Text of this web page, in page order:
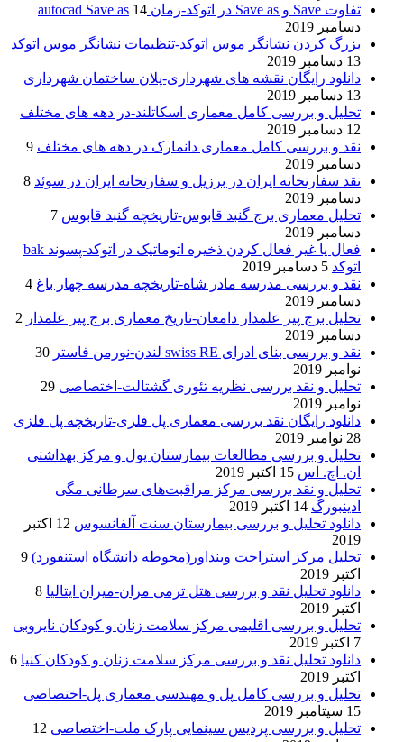
تفاوت Save و Save as در اتوکد-زمان autocad Save as
14
دسامبر 2019
بزرگ کردن نشانگر موس اتوکد-تنظیمات نشانگر موس اتوکد
13 دسامبر 2019
دانلود رایگان نقشه های شهرداری-پلان ساختمان شهرداری
13 دسامبر 2019
تحلیل و بررسی کامل معماری اسکاتلند-در دهه های مختلف
12 دسامبر 2019
نقد و بررسی کامل معماری دانمارک در دهه های مختلف 9
دسامبر 2019
نقد سفارتخانه ایران در برزیل و سفارتخانه ایران در سوئد 8
دسامبر 2019
تحلیل معماری برج گنبد قابوس-تاریخچه گنبد قابوس 7
دسامبر 2019
فعال یا غیر فعال کردن ذخیره اتوماتیک در اتوکد-پسوند bak
اتوکد 5 دسامبر 2019
نقد و بررسی مدرسه مادر شاه-تاریخچه مدرسه چهار باغ 4
دسامبر 2019
تحلیل برج پیر علمدار دامغان-تاریخ معماری برج پیر علمدار 2
دسامبر 2019
نقد و بررسی بنای ادرای swiss RE لندن-نورمن فاستر
30
نوامبر 2019
تحلیل و نقد بررسی نظریه تئوری گشتالت-اختصاصی 29
نوامبر 2019
دانلود رایگان نقد بررسی معماری پل فلزی-تاریخچه پل فلزی
28 نوامبر 2019
تحلیل و بررسی مطالعات بیمارستان پول و مرکز بهداشتی
ان. اچ. اس 15 اکتبر 2019
تحلیل و نقد بررسی مرکز مراقبت‌های سرطانی مگی
ادینبورگ 14 اکتبر 2019
دانلود تحلیل و بررسی بیمارستان سنت آلفانسوس
12 اکتبر
2019
تحلیل مرکز استراحت وینداور(محوطه دانشگاه استنفورد) 9
اکتبر 2019
دانلود تحلیل نقد و بررسی هتل ترمی مران-میران ایتالیا 8
اکتبر 2019
تحلیل و بررسی اقلیمی مرکز سلامت زنان و کودکان نایروبی
7 اکتبر 2019
دانلود تحلیل نقد و بررسی مرکز سلامت زنان و کودکان کنیا 6
اکتبر 2019
تحلیل و بررسی کامل پل و مهندسی معماری پل-اختصاصی
15 سپتامبر 2019
تحلیل و بررسی پردیس سینمایی پارک ملت-اختصاصی 12